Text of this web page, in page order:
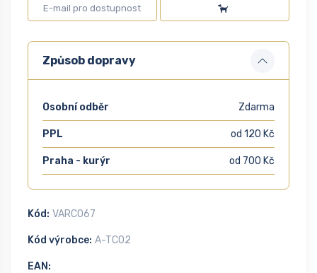
Způsob dopravy
Osobní odběr Zdarma
PPL od 120 Kč
Praha - kurýr od 700 Kč
Kód: VARC067
Kód výrobce: A-TC02
EAN: